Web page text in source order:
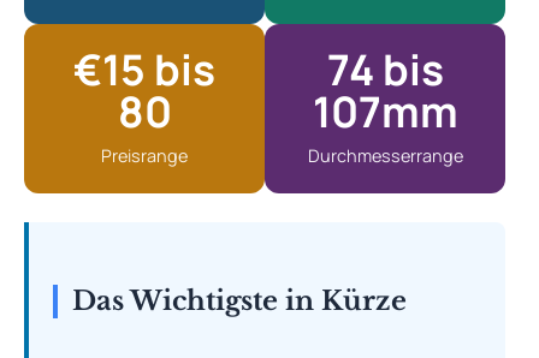
€15 bis
80
Preisrange
74 bis
107mm
Durchmesserrange
Das Wichtigste in Kürze